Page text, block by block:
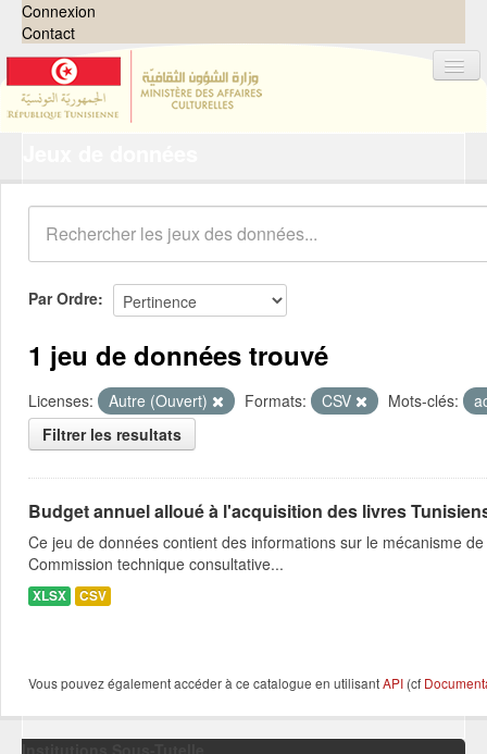
Connexion
Contact
Organisations
Groupes
Demandes 0
À propos
Par Ordre
1 jeu de données trouvé
Licenses: Autre (Ouvert) Formats: CSV Mots-clés:
Filtrer les resultats
Budget annuel alloué à l'acquisition des livres
Ce jeu de données contient des informations sur le mécanisme
Commission technique consultative...
XLSX CSV
Vous pouvez également accéder à ce catalogue en utilisantAPI (cf